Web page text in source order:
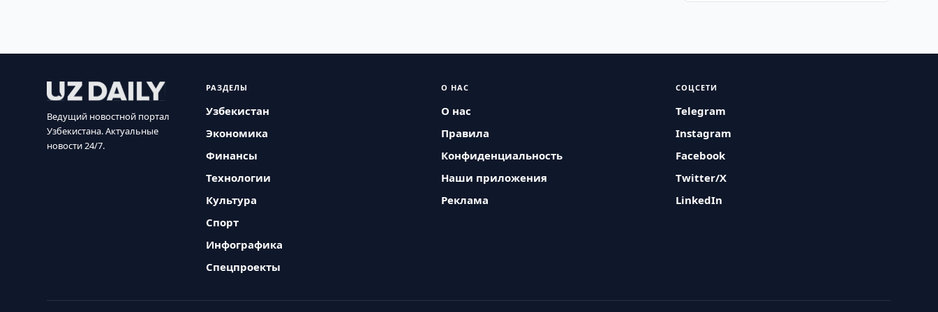
Ведущий новостной портал
Узбекистана. Актуальные
новости 24/7.
РАЗДЕЛЫ
Узбекистан
Экономика
Финансы
Технологии
Культура
Спорт
Инфографика
Спецпроекты
О НАС
О нас
Правила
Конфиденциальность
Наши приложения
Реклама
СОЦСЕТИ
Telegram
Instagram
Facebook
Twitter/X
LinkedIn